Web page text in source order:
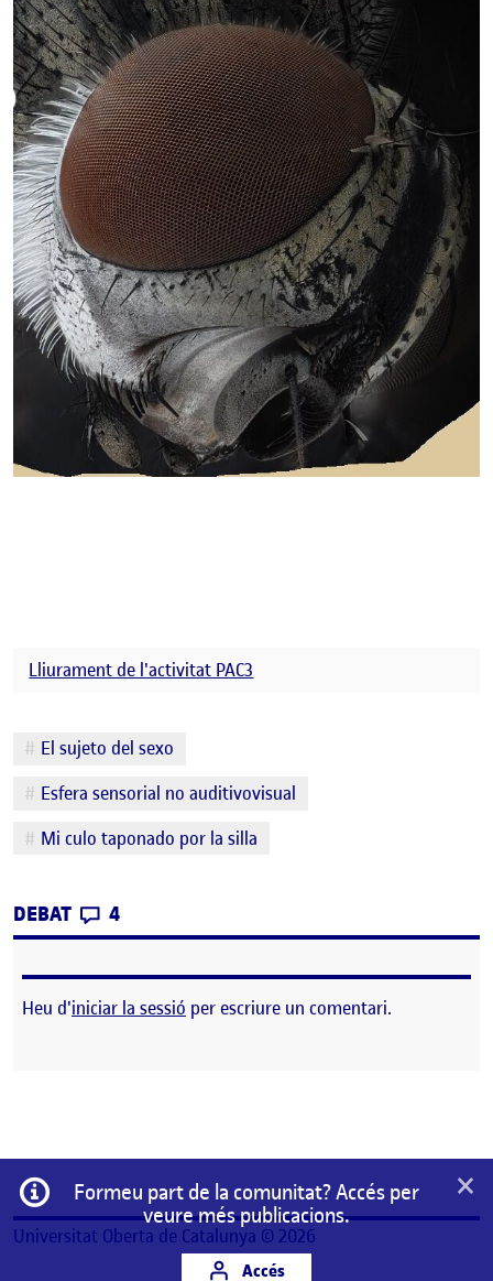
Lliurament de l'activitat PAC3
Etiquetes
El sujeto del sexo
Esfera sensorial no auditivovisual
Mi culo taponado por la silla
DEBAT CONTRIBUTIONS
4EL EL SUJETO DEL SEXO
Heu d'iniciar la sessió per escriure un comentari.
Informació
Formeu part de la comunitat? Accés per
veure més publicacions.
Accés
×
Universitat Oberta de Catalunya © 2026